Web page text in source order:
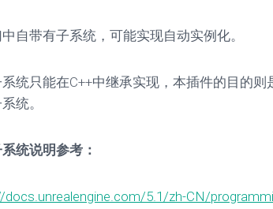
自带有子系统，可能实现自动实例化。
统只能在C++中继承实现，本插件的目的
统。
统说明参考：
5.1/zh-CN/